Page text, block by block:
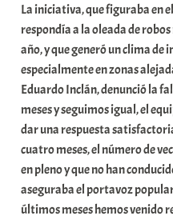
u
n
i
t
a
t
e
a
La iniciativa, que figuraba en
respondía a la oleada de
año, y que generó un clima de
especialmente en zonas
Eduardo Inclán, denunció la
meses y seguimos igual, el
dar una respuesta
cuatro meses, el número de
en pleno y que no han
aseguraba el portavoz
últimos meses hemos venido